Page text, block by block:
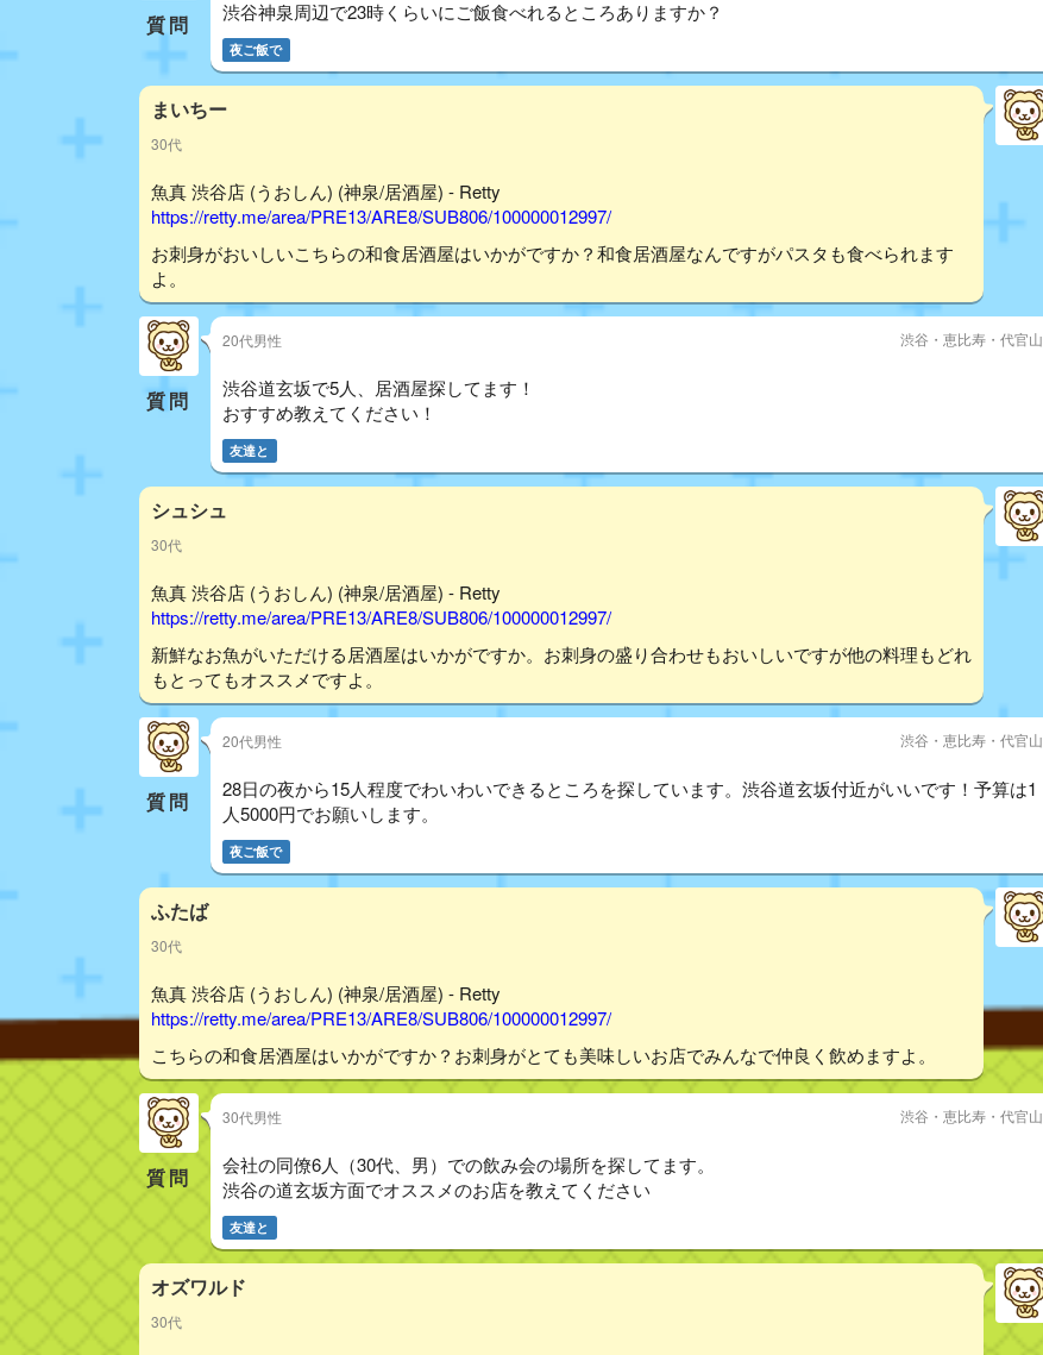
質問 渋谷神泉周辺で23時くらいにご飯食べれるところありますか？
夜ご飯で
まいちー
30代
魚真 渋谷店 (うおしん) (神泉/居酒屋) - Retty
https://retty.me/area/PRE13/ARE8/SUB806/100000012997/
お刺身がおいしいこちらの和食居酒屋はいかがですか？和食居酒屋なんですがパスタも食べられます
よ。
質問
20代男性 渋谷・恵比寿・代官山
渋谷道玄坂で5人、居酒屋探してます！
おすすめ教えてください！
友達と
シュシュ
30代
魚真 渋谷店 (うおしん) (神泉/居酒屋) - Retty
https://retty.me/area/PRE13/ARE8/SUB806/100000012997/
新鮮なお魚がいただける居酒屋はいかがですか。お刺身の盛り合わせもおいしいですが他の料理もどれ
もとってもオススメですよ。
質問
20代男性 渋谷・恵比寿・代官山
28日の夜から15人程度でわいわいできるところを探しています。渋谷道玄坂付近がいいです！予算は1
人5000円でお願いします。
夜ご飯で
ふたば
30代
魚真 渋谷店 (うおしん) (神泉/居酒屋) - Retty
https://retty.me/area/PRE13/ARE8/SUB806/100000012997/
こちらの和食居酒屋はいかがですか？お刺身がとても美味しいお店でみんなで仲良く飲めますよ。
質問
30代男性 渋谷・恵比寿・代官山
会社の同僚6人（30代、男）での飲み会の場所を探してます。
渋谷の道玄坂方面でオススメのお店を教えてください
友達と
オズワルド
30代